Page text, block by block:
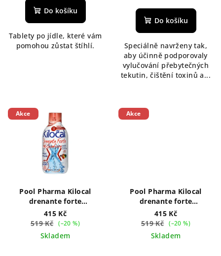
Do košíku
Tablety po jídle, které vám
pomohou zůstat štíhlí.
Do košíku
Speciálně navrženy tak,
aby účinně podporovaly
vylučování přebytečných
tekutin, čištění toxinů a...
Akce
Pool Pharma Kilocal
drenante forte
Odvodňovací čístící nápoj
s příchutí tropical 500 ml
415 Kč
519 Kč (–20 %)
Skladem
Akce
Pool Pharma Kilocal
drenante forte
Odvodňovací čístící nápoj
s příchutí zeleného čaje
500 ml
415 Kč
519 Kč (–20 %)
Skladem